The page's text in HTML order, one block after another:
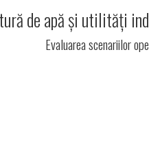
de apă și utilități
Evaluarea scenariilor